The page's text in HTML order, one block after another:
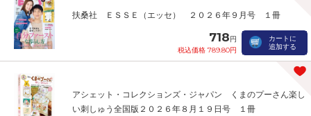
扶桑社 ＥＳＳＥ（エッセ） ２０２６年９月号 １冊
718円
税込価格 789.80円
カートに
追加する
アシェット・コレクションズ・ジャパン くまのプーさん楽し
い刺しゅう全国版２０２６年８月１９日号 １冊